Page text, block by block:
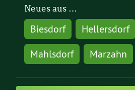
Neues aus …
Biesdorf Hellersdorf
Mahlsdorf
Marzahn